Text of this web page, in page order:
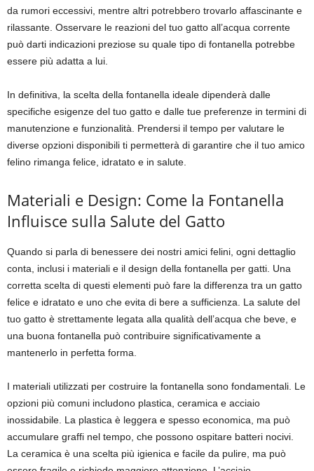
da rumori eccessivi, mentre altri potrebbero trovarlo affascinante e
rilassante. Osservare le reazioni del tuo gatto all’acqua corrente
può darti indicazioni preziose su quale tipo di fontanella potrebbe
essere più adatta a lui.
In definitiva, la scelta della fontanella ideale dipenderà dalle
specifiche esigenze del tuo gatto e dalle tue preferenze in termini di
manutenzione e funzionalità. Prendersi il tempo per valutare le
diverse opzioni disponibili ti permetterà di garantire che il tuo amico
felino rimanga felice, idratato e in salute.
Materiali e Design: Come la Fontanella
Influisce sulla Salute del Gatto
Quando si parla di benessere dei nostri amici felini, ogni dettaglio
conta, inclusi i materiali e il design della fontanella per gatti. Una
corretta scelta di questi elementi può fare la differenza tra un gatto
felice e idratato e uno che evita di bere a sufficienza. La salute del
tuo gatto è strettamente legata alla qualità dell’acqua che beve, e
una buona fontanella può contribuire significativamente a
mantenerlo in perfetta forma.
I materiali utilizzati per costruire la fontanella sono fondamentali. Le
opzioni più comuni includono plastica, ceramica e acciaio
inossidabile. La plastica è leggera e spesso economica, ma può
accumulare graffi nel tempo, che possono ospitare batteri nocivi.
La ceramica è una scelta più igienica e facile da pulire, ma può